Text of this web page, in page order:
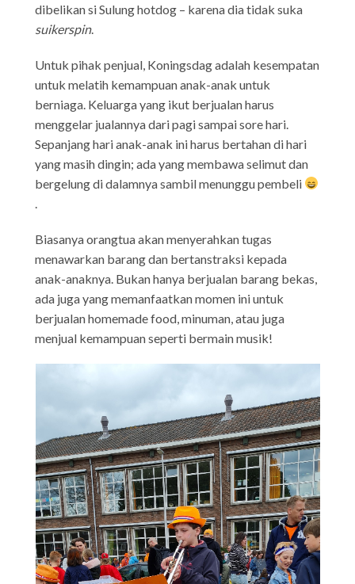
dibelikan si Sulung hotdog – karena dia tidak suka
suikerspin.
Untuk pihak penjual, Koningsdag adalah kesempatan
untuk melatih kemampuan anak-anak untuk
berniaga. Keluarga yang ikut berjualan harus
menggelar jualannya dari pagi sampai sore hari.
Sepanjang hari anak-anak ini harus bertahan di hari
yang masih dingin; ada yang membawa selimut dan
bergelung di dalamnya sambil menunggu pembeli
.
Biasanya orangtua akan menyerahkan tugas
menawarkan barang dan bertanstraksi kepada
anak-anaknya. Bukan hanya berjualan barang bekas,
ada juga yang memanfaatkan momen ini untuk
berjualan homemade food, minuman, atau juga
menjual kemampuan seperti bermain musik!